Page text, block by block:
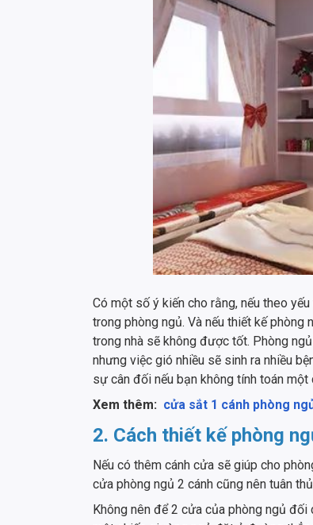
Có một số ý kiến cho rằng, nếu theo
trong phòng ngủ. Và nếu thiết kế
trong nhà sẽ không được tốt. Phòng
nhưng việc gió nhiều sẽ sinh ra nhiều
sự cân đối nếu bạn không tính toán một
Xem thêm: cửa sắt 1 cánh phòng
2. Cách thiết kế phòng
Nếu có thêm cánh cửa sẽ giúp cho
cửa phòng ngủ 2 cánh cũng nên tuân
Không nên để 2 cửa của phòng ngủ